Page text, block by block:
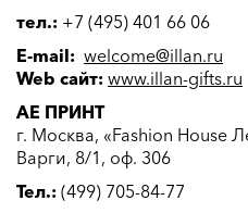
тел.: +7 (495) 401 66 06
E-mail: welcome@illan.ru
Web сайт: www.illan-gifts.ru
АЕ ПРИНТ
г. Москва, «Fashion House
Варги, 8/1, оф. 306
Тел.: (499) 705-84-77